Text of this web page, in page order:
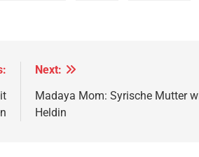
Next:
Madaya Mom: Syrische Mutter
Heldin